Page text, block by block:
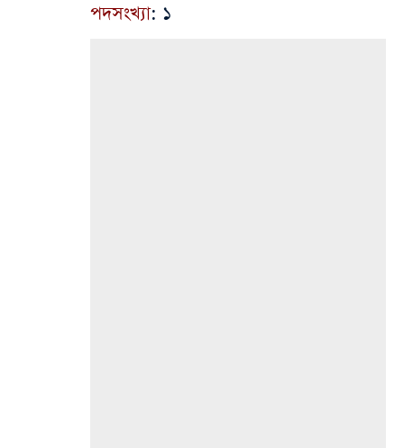
পদসংখ্যা: ১